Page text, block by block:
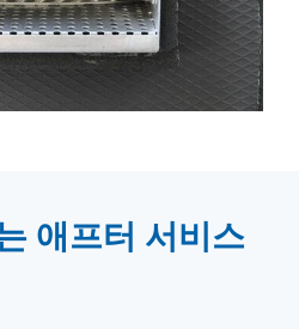
애프터 서비스